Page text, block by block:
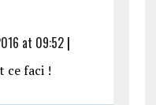
at 09:52|
ce faci !